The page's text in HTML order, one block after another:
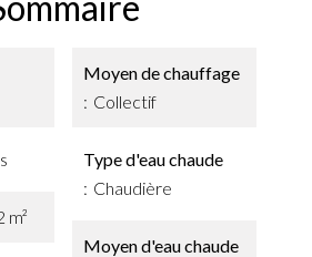
m²
Moyen de chauffage
Collectif
Type d'eau chaude
Chaudière
Moyen d'eau chaude